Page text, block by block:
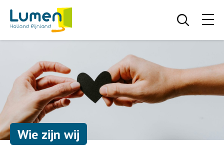
Wie zijn wij